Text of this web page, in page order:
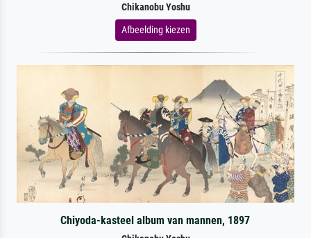
Chikanobu Yoshu
Afbeelding kiezen
Chiyoda-kasteel album van mannen, 1897